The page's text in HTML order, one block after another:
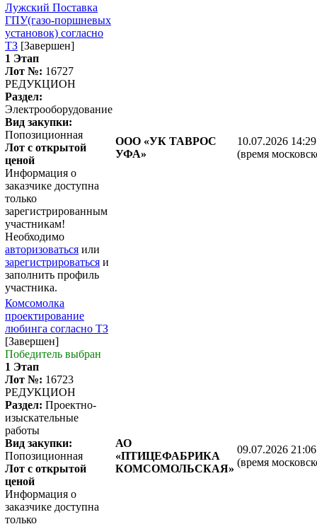
Лужский Поставка
ГПУ(газо-поршневых
установок) согласно
ТЗ [Завершен]
1 Этап
Лот №: 16727
РЕДУКЦИОН
Раздел:
Электрооборудование
Вид закупки:
Попозиционная
Лот с открытой
ценой
Информация о
заказчике доступна
только
зарегистрированным
участникам!
Необходимо
авторизоваться или
зарегистрироваться и
заполнить профиль
участника.
ООО «УК ТАВРОС
УФА»
10.07.2026
(время
Комсомолка
проектирование
любинга согласно ТЗ
[Завершен]
Победитель выбран
1 Этап
Лот №: 16723
РЕДУКЦИОН
Раздел: Проектно-
изыскательные
работы
Вид закупки:
Попозиционная
Лот с открытой
ценой
Информация о
заказчике доступна
только
АО
«ПТИЦЕФАБРИКА
КОМСОМОЛЬСКАЯ»
09.07.2026
(время